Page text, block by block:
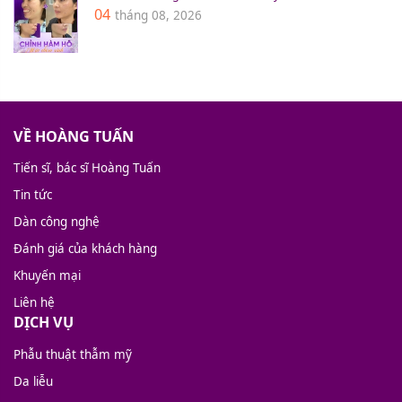
04 tháng 08, 2026
VỀ HOÀNG TUẤN
Tiến sĩ, bác sĩ Hoàng Tuấn
Tin tức
Dàn công nghệ
Đánh giá của khách hàng
Khuyến mại
Liên hệ
DỊCH VỤ
Phẫu thuật thẫm mỹ
Da liễu